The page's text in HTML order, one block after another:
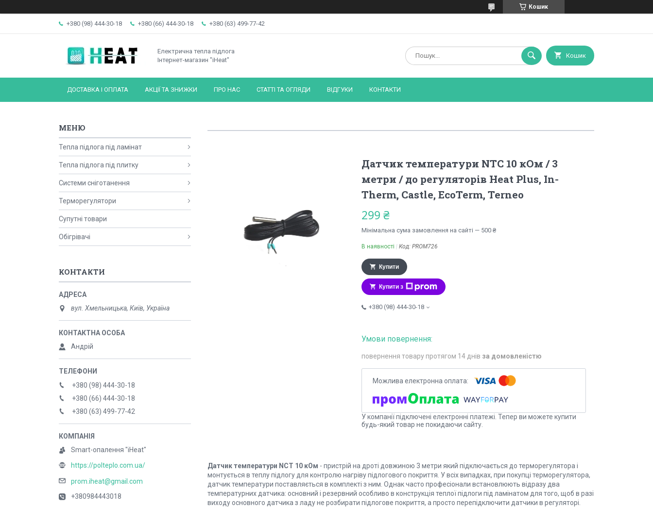
Кошик
+380 (98) 444-30-18 +380 (66) 444-30-18 +380 (63) 499-77-42
Електрична тепла підлога
Інтернет-магазин "iHeat"
Кошик
ДОСТАВКА І ОПЛАТА АКЦІЇ ТА ЗНИЖКИ ПРО НАС СТАТТІ ТА ОГЛЯДИ ВІДГУКИ КОНТАКТИ
Датчик температури NTC 10 кОм / 3
метри / до регуляторів Heat Plus, In-
Therm, Castle, EcoTerm, Terneo
299 ₴
Мінімальна сума замовлення на сайті — 500 ₴
В наявності Код: PROM726
Купити
Купити з
+380 (98) 444-30-18
повернення товару протягом 14 днів за домовленістю
У компанії підключені електронні платежі. Тепер ви можете купити
будь-який товар не покидаючи сайту.
Датчик температури NCT 10 кОм - пристрій на дроті довжиною 3 метри який підключається до терморегулятора і
монтується в теплу підлогу для контролю нагріву підлогового покриття. У всіх випадках, при покупці терморегулятора,
датчик температури поставляється в комплекті з ним. Однак часто професіонали встановлюють відразу два
температурних датчика: основний і резервний особливо в конструкція теплої підлоги під ламінатом для того, щоб в разі
виходу основного датчика з ладу не розбирати підлогове покриття, а просто перепідключити датчики в регуляторі.
Тепла підлога під ламінат
Тепла підлога під плитку
Системи сніготанення
Терморегулятори
Супутні товари
Обігрівачі
КОНТАКТИ
вул. Хмельницька, Київ, Україна
Андрій
+380 (98) 444-30-18
+380 (66) 444-30-18
+380 (63) 499-77-42
Smart-опалення "iHeat"
https://polteplo.com.ua/
prom.iheat@gmail.com
+380984443018